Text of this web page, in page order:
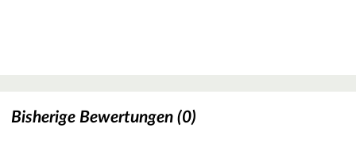
Bisherige Bewertungen (0)